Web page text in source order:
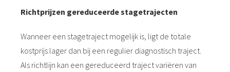
Richtprijzen gereduceerde stagetrajecten
Wanneer een stagetraject mogelijk is, ligt de totale
kostprijs lager dan bij een regulier diagnostisch traject.
Als richtlijn kan een gereduceerd traject variëren van